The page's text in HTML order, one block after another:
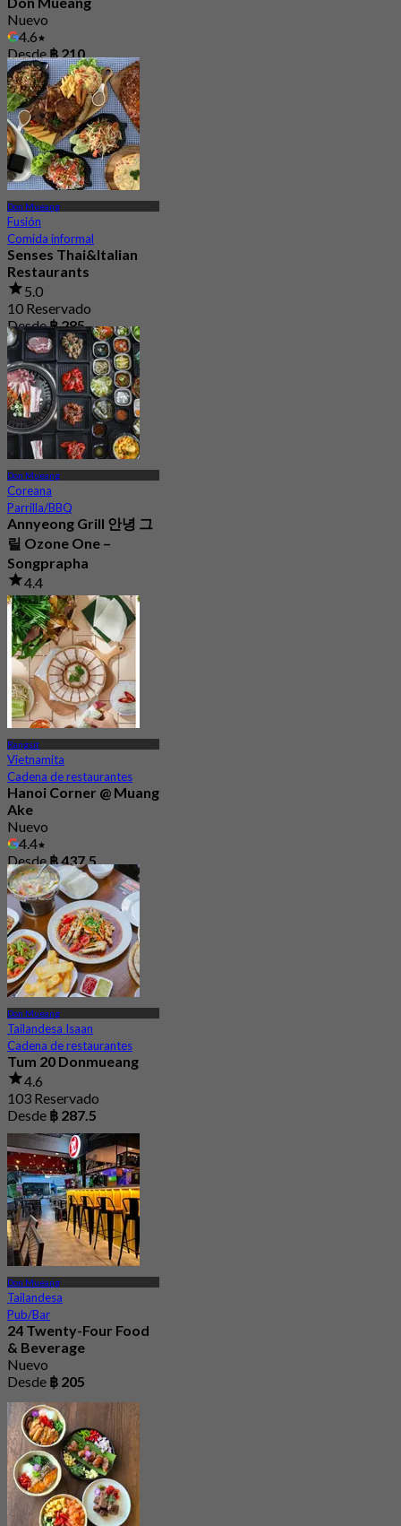
Nuevo
4.6
Desde ฿ 210
Don Mueang
Fusión
Comida informal
Senses Thai&Italian
Restaurants
5.0
10 Reservado
Desde฿ 285
Don Mueang
Coreana
Parrilla/BBQ
Annyeong Grill 안녕 그
릴 Ozone One –
Songprapha
4.4
95 Reservado
Desde฿ 349
Rangsit
Vietnamita
Cadena de restaurantes
Hanoi Corner @ Muang
Ake
Nuevo
4.4
Desde ฿ 437.5
Don Mueang
Tailandesa Isaan
Cadena de restaurantes
Tum 20 Donmueang
4.6
103 Reservado
Desde ฿ 287.5
Don Mueang
Tailandesa
Pub/Bar
24 Twenty-Four Food
& Beverage
Nuevo
Desde ฿ 205